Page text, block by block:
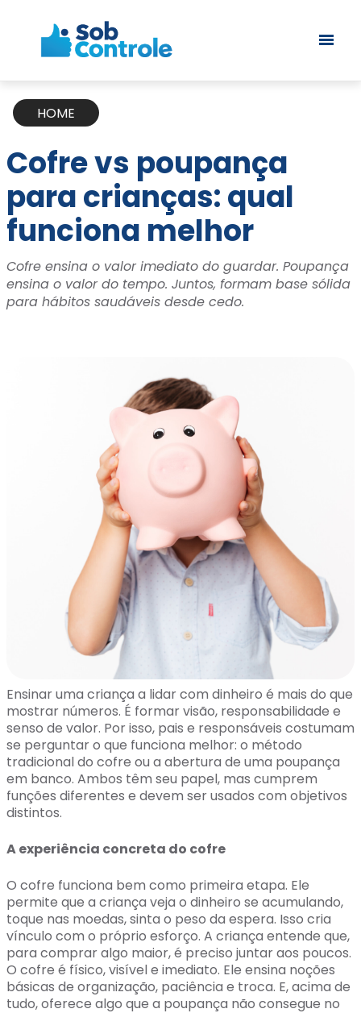
HOME
Cofre vs poupança
para crianças: qual
funciona melhor
Cofre ensina o valor imediato do guardar. Poupança
ensina o valor do tempo. Juntos, formam base sólida
para hábitos saudáveis desde cedo.
Ensinar uma criança a lidar com dinheiro é mais do que
mostrar números. É formar visão, responsabilidade e
senso de valor. Por isso, pais e responsáveis costumam
se perguntar o que funciona melhor: o método
tradicional do cofre ou a abertura de uma poupança
em banco. Ambos têm seu papel, mas cumprem
funções diferentes e devem ser usados com objetivos
distintos.
A experiência concreta do cofre
O cofre funciona bem como primeira etapa. Ele
permite que a criança veja o dinheiro se acumulando,
toque nas moedas, sinta o peso da espera. Isso cria
vínculo com o próprio esforço. A criança entende que,
para comprar algo maior, é preciso juntar aos poucos.
O cofre é físico, visível e imediato. Ele ensina noções
básicas de organização, paciência e troca. E, acima de
tudo, oferece algo que a poupança não consegue no